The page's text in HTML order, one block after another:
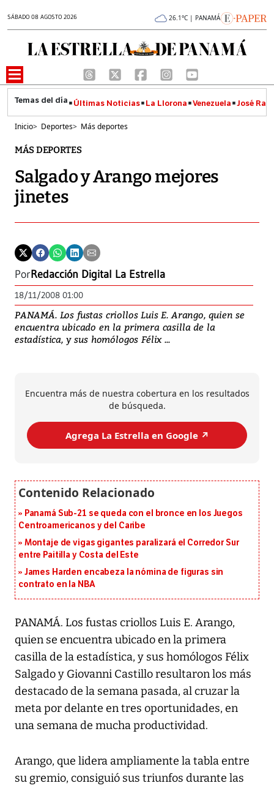
SÁBADO 08 AGOSTO 2026 26.1°C | PANAMÁ
Últimas Noticias La Llorona Venezuela José
Inicio> Deportes> Más deportes
MÁS DEPORTES
Salgado y Arango mejores
jinetes
PorRedacción Digital La Estrella
18/11/2008 01:00
PANAMÁ. Los fustas criollos Luis E. Arango, quien se
encuentra ubicado en la primera casilla de la
estadística, y sus homólogos Félix ...
Encuentra más de nuestra cobertura en los resultados
de búsqueda.
Agrega La Estrella en Google ↗️
Panamá Sub-21 se queda con el bronce en los Juegos
Centroamericanos y del Caribe
Montaje de vigas gigantes paralizará el Corredor Sur
entre Paitilla y Costa del Este
James Harden encabeza la nómina de figuras sin
contrato en la NBA
PANAMÁ. Los fustas criollos Luis E. Arango,
quien se encuentra ubicado en la primera
casilla de la estadística, y sus homólogos Félix
Salgado y Giovanni Castillo resultaron los más
destacado de la semana pasada, al cruzar la
meta por delante en tres oportunidades, en
una semana de mucha productividad.
Arango, que lidera ampliamente la tabla entre
su gremio, consiguió sus triunfos durante las